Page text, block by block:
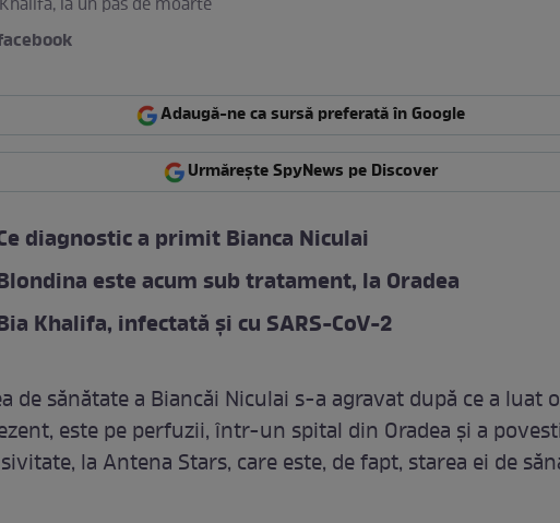
la un pas de moarte
Adaugă-ne ca sursă preferată în Google
Urmărește SpyNews pe Discover
diagnostic a primit Bianca Niculai
este acum sub tratament, la Oradea
Khalifa, infectată și cu SARS-CoV-2
de sănătate a Biancăi Niculai s-a agravat după ce a luat
este pe perfuzii, într-un spital din Oradea și a
la Antena Stars, care este, de fapt, starea ei de